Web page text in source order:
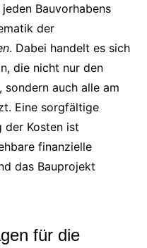
Bauvorhabens
der
. Dabei handelt es sich
die nicht nur den
auch alle am
Eine sorgfältige
der Kosten ist
finanzielle
das Bauprojekt
für die